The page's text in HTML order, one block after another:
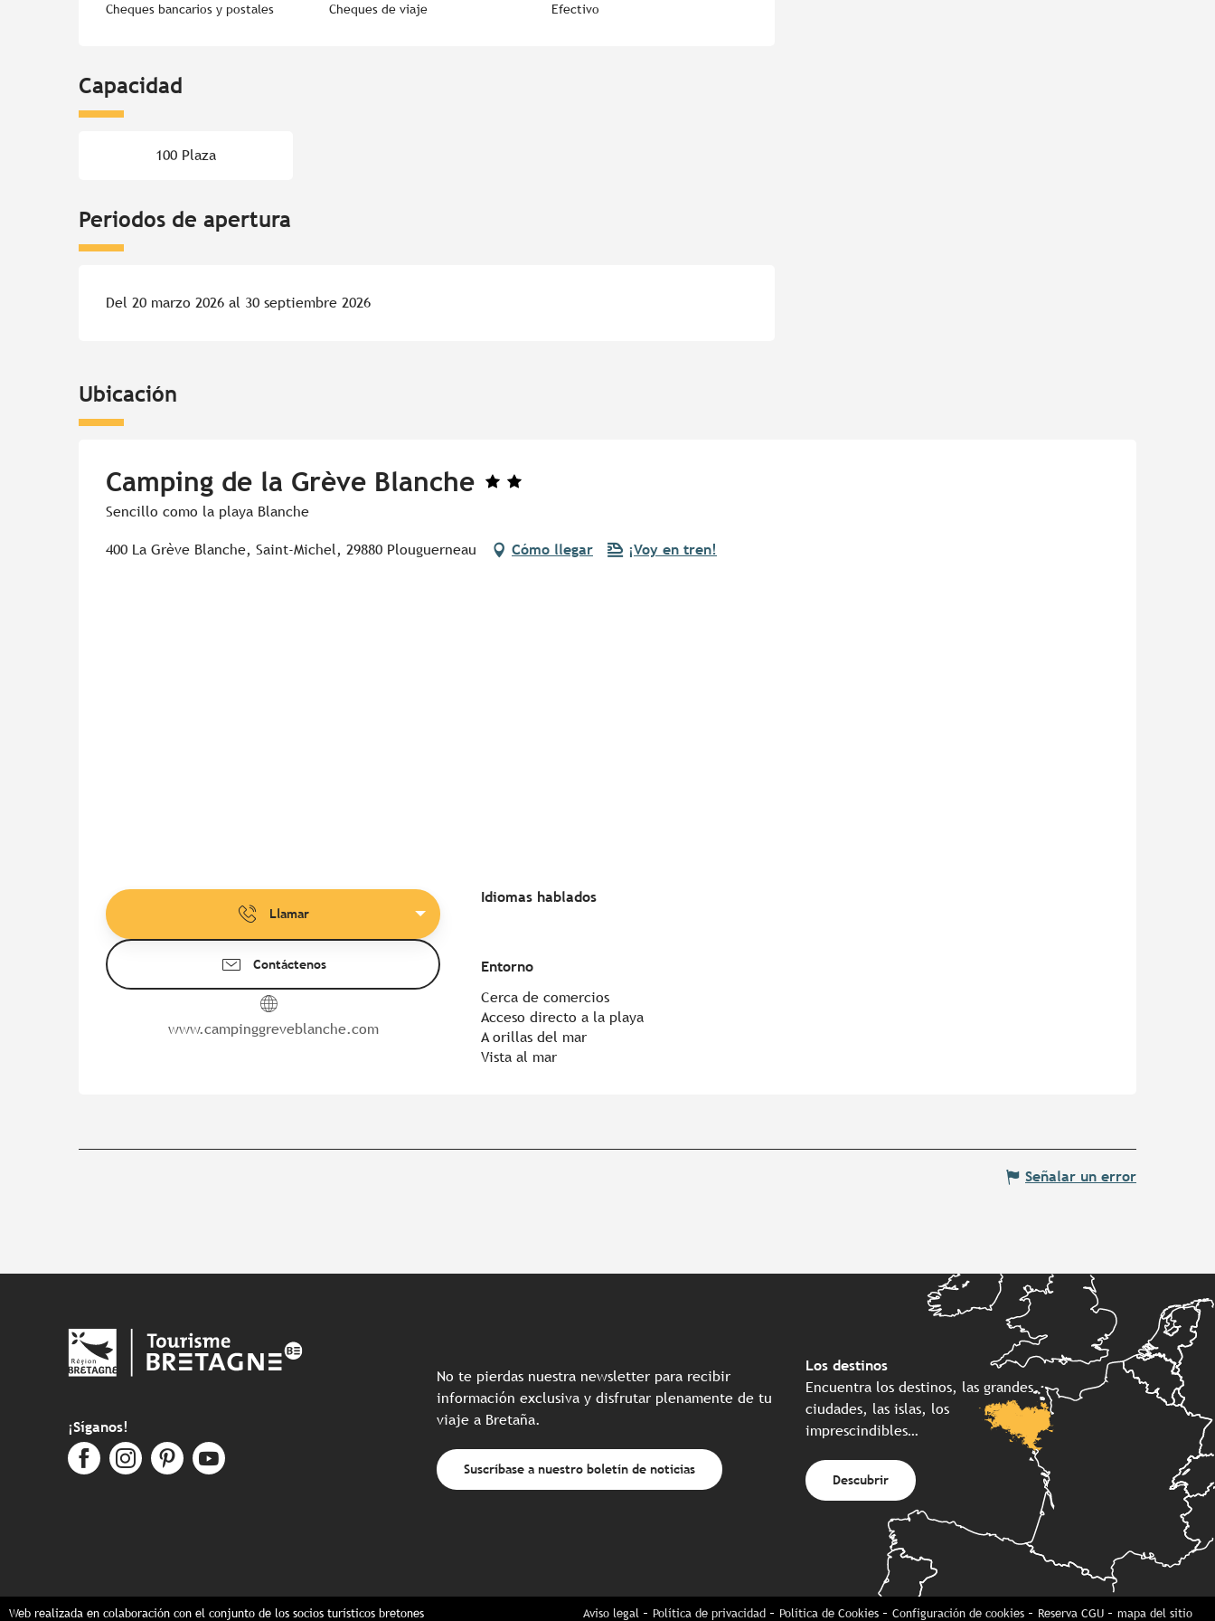
Cheques bancarios y postales Cheques de viaje Efectivo
Capacidad
100 Plaza
Periodos de apertura
Del 20 marzo 2026 al 30 septiembre 2026
Ubicación
Camping de la Grève Blanche
Sencillo como la playa Blanche
400 La Grève Blanche, Saint-Michel, 29880 Plouguerneau Cómo llegar ¡Voy en tren!
Llamar
Contáctenos
www.campinggreveblanche.com
Idiomas hablados
Idiomas hablados
Entorno
Entorno
Cerca de comercios
Acceso directo a la playa
A orillas del mar
Vista al mar
Señalar un error
¡Síganos!
No te pierdas nuestra newsletter para recibir
información exclusiva y disfrutar plenamente de tu
viaje a Bretaña.
Suscríbase a nuestro boletín de noticias
Los destinos
Encuentra los destinos, las grandes
ciudades, las islas, los
imprescindibles…
Descubrir
Web realizada en colaboración con el conjunto de los socios turísticos bretones Aviso legal Política de privacidad Política de Cookies Configuración de cookies Reserva CGU mapa del sitio